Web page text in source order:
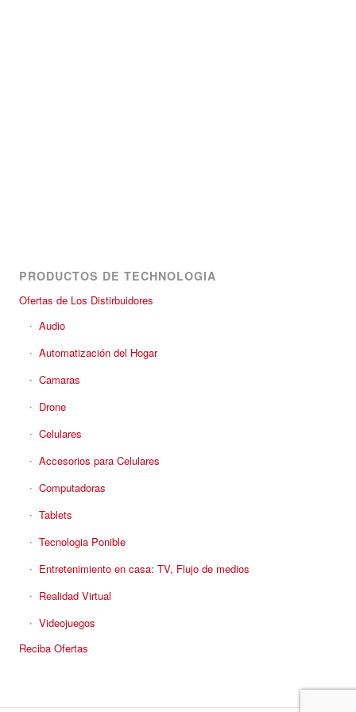
PRODUCTOS DE TECHNOLOGIA
Ofertas de Los Distirbuidores
Audio
Automatización del Hogar
Camaras
Drone
Celulares
Accesorios para Celulares
Computadoras
Tablets
Tecnologia Ponible
Entretenimiento en casa: TV, Flujo de medios
Realidad Virtual
Videojuegos
Reciba Ofertas